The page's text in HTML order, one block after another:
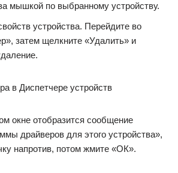
мышкой по выбранному устройству.
устройства. Перейдите во
затем щелкните «Удалить» и
окне отобразится сообщение
драйверов для этого устройства»,
напротив, потом жмите «ОК».